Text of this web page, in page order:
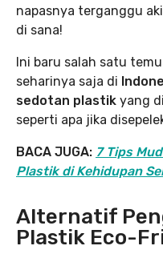
napasnya terganggu
di sana!
Ini baru salah satu
seharinya saja di
sedotan plastik yang
seperti apa jika
BACA JUGA: 7 Tips
Plastik di Kehidupan
Alternatif
Plastik Eco-